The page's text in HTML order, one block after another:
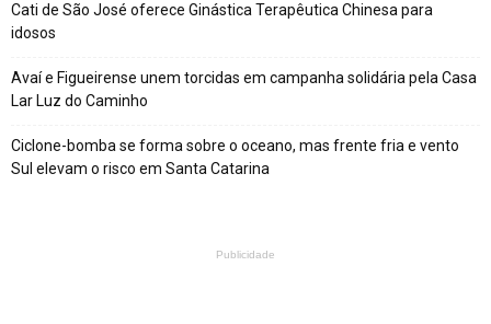
Cati de São José oferece Ginástica Terapêutica Chinesa para
idosos
Avaí e Figueirense unem torcidas em campanha solidária pela Casa
Lar Luz do Caminho
Ciclone-bomba se forma sobre o oceano, mas frente fria e vento
Sul elevam o risco em Santa Catarina
Publicidade